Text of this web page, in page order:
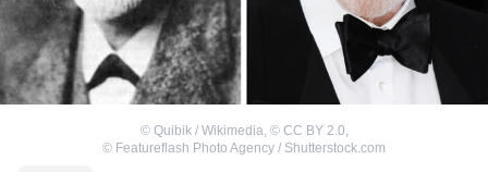
© Quibik / Wikimedia, © CC BY 2.0,
© Featureflash Photo Agency / Shutterstock.com